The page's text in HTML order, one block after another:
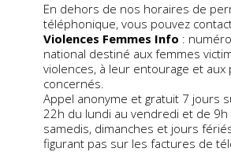
En dehors de nos horaires de
téléphonique, vous pouvez
Violences Femmes Info :
national destiné aux femmes
violences, à leur entourage et
concernés.
Appel anonyme et gratuit 7 jours
22h du lundi au vendredi et de 9h
samedis, dimanches et jours
figurant pas sur les factures de